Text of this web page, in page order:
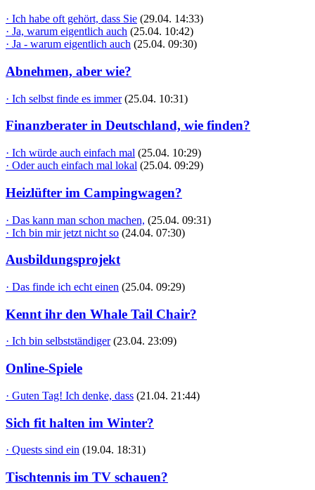
· Ich habe oft gehört, dass Sie (29.04. 14:33)
· Ja, warum eigentlich auch (25.04. 10:42)
· Ja - warum eigentlich auch (25.04. 09:30)
Abnehmen, aber wie?
· Ich selbst finde es immer (25.04. 10:31)
Finanzberater in Deutschland, wie finden?
· Ich würde auch einfach mal (25.04. 10:29)
· Oder auch einfach mal lokal (25.04. 09:29)
Heizlüfter im Campingwagen?
· Das kann man schon machen, (25.04. 09:31)
· Ich bin mir jetzt nicht so (24.04. 07:30)
Ausbildungsprojekt
· Das finde ich echt einen (25.04. 09:29)
Kennt ihr den Whale Tail Chair?
· Ich bin selbstständiger (23.04. 23:09)
Online-Spiele
· Guten Tag! Ich denke, dass (21.04. 21:44)
Sich fit halten im Winter?
· Quests sind ein (19.04. 18:31)
Tischtennis im TV schauen?